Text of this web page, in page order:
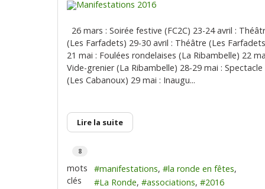
26 mars : Soirée festive (FC2C) 23-24 avril :
(Les Farfadets) 29-30 avril : Théâtre (Les
21 mai : Foulées rondelaises (La Ribambelle) 22
Vide-grenier (La Ribambelle) 28-29 mai : Spectacle
(Les Cabanoux) 29 mai : Inaugu...
Lire la suite
8
mots
clés
manifestations
la ronde en fêtes
La Ronde
associations 2016